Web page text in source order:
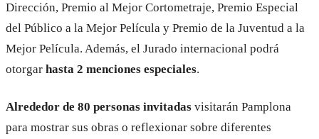
Dirección, Premio al Mejor Cortometraje, Premio Especial
del Público a la Mejor Película y Premio de la Juventud a la
Mejor Película. Además, el Jurado internacional podrá
otorgar hasta 2 menciones especiales.
Alrededor de 80 personas invitadas visitarán Pamplona
para mostrar sus obras o reflexionar sobre diferentes